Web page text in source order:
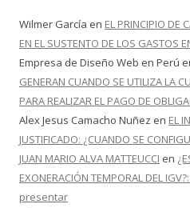
Wilmer García en EL PRINCIPIO DE
EN EL SUSTENTO DE LOS GASTOS
Empresa de Diseño Web en Perú
GENERAN CUANDO SE UTILIZA LA
PARA REALIZAR EL PAGO DE
Alex Jesus Camacho Nuñez en EL
JUSTIFICADO: ¿CUANDO SE
JUAN MARIO ALVA MATTEUCCI en
EXONERACIÓN TEMPORAL DEL
presentar